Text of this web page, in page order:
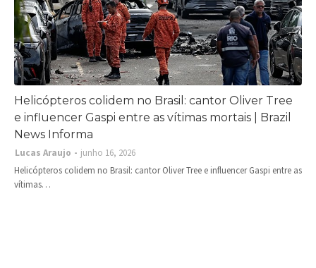
Helicópteros colidem no Brasil: cantor Oliver Tree
e influencer Gaspi entre as vítimas mortais | Brazil
News Informa
Lucas Araujo
junho 16, 2026
Helicópteros colidem no Brasil: cantor Oliver Tree e influencer Gaspi entre as
vítimas…